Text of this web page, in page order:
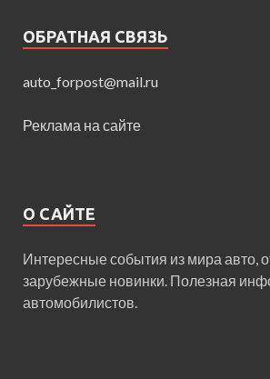
ОБРАТНАЯ СВЯЗЬ
auto_forpost@mail.ru
Реклама на сайте
О САЙТЕ
Интересные события из мира авто,
зарубежные новинки. Полезная
автомобилистов.